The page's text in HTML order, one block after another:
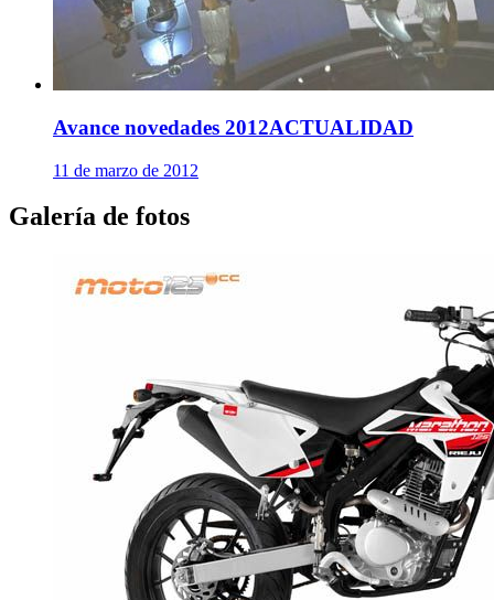
Avance novedades 2012ACTUALIDAD
11 de marzo de 2012
Galería de fotos